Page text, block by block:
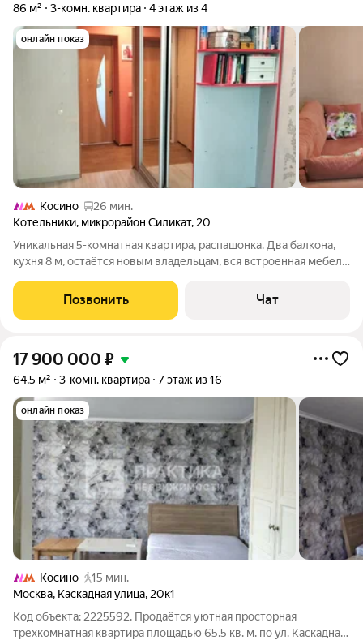
86 м² 3-комн. квартира 4 этаж из 4
онлайн показ
Косино
26 мин.
Котельники, микрорайон Силикат, 20
Уникальная 5-комнатная квартира, распашонка. Два балкона,
кухня 8 м, остаётся новым владельцам, вся встроенная мебель
котельники 3 остановки (15 минут), до м Китай-город путь
занимает ровно 1 час!
Позвонить Чат
17 900 000 ₽
64,5 м² 3-комн. квартира 7 этаж из 16
онлайн показ
Косино
15 мин.
Москва, Каскадная улица, 20к1
Код объекта: 2225592. Продаётся уютная просторная
трехкомнатная квартира площадью 65.5 кв. м. по ул. Каскадная,